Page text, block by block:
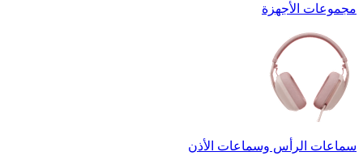
مجموعات الأجهزة
سماعات الرأس وسماعات الأذن